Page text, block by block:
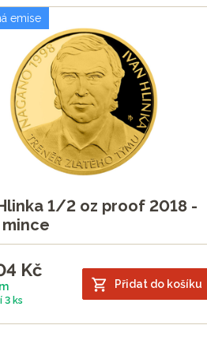
emise
1/2 oz proof 2018 -
Kč
3 ks
Přidat do košíku